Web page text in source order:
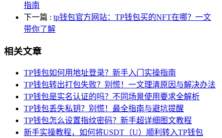
指南
下一篇 : tp钱包官方网站：TP钱包买的NFT在哪？一文
带你了解
相关文章
TP钱包如何用地址登录？新手入门实操指南
TP钱包转出打包失败？别慌！一文理清原因与解决办法
TP钱包是实名认证的吗？不同场景使用要求全解析
TP钱包丢失私钥？别慌！最全指南与避坑提醒
TP钱包怎么设置指纹密码？新手超详细图文教程
新手实操教程，如何将USDT（U）顺利转入TP钱包